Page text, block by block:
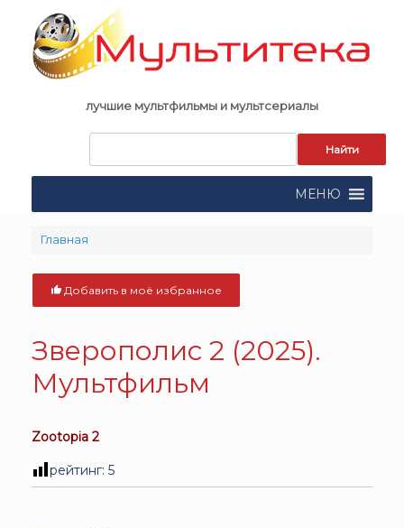
content
лучшие мультфильмы и мультсериалы
поиска:
МЕНЮ
Главная
Добавить в моё избранное
Зверополис 2 (2025).
Мультфильм
Zootopia 2
рейтинг: 5